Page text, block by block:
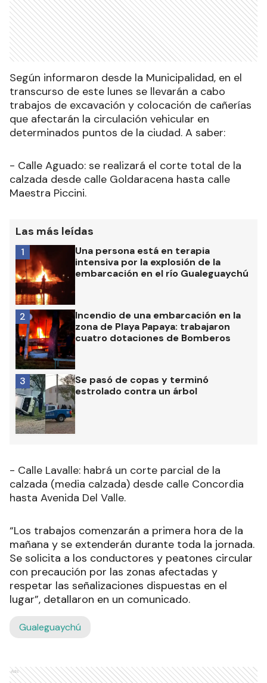
Según informaron desde la Municipalidad, en el
transcurso de este lunes se llevarán a cabo
trabajos de excavación y colocación de cañerías
que afectarán la circulación vehicular en
determinados puntos de la ciudad. A saber:
- Calle Aguado: se realizará el corte total de la
calzada desde calle Goldaracena hasta calle
Maestra Piccini.
Las más leídas
Una persona está en terapia
intensiva por la explosión de la
embarcación en el río Gualeguaychú
1
Incendio de una embarcación en la
zona de Playa Papaya: trabajaron
cuatro dotaciones de Bomberos
2
Se pasó de copas y terminó
estrolado contra un árbol
3
- Calle Lavalle: habrá un corte parcial de la
calzada (media calzada) desde calle Concordia
hasta Avenida Del Valle.
“Los trabajos comenzarán a primera hora de la
mañana y se extenderán durante toda la jornada.
Se solicita a los conductores y peatones circular
con precaución por las zonas afectadas y
respetar las señalizaciones dispuestas en el
lugar”, detallaron en un comunicado.
Gualeguaychú
Ads